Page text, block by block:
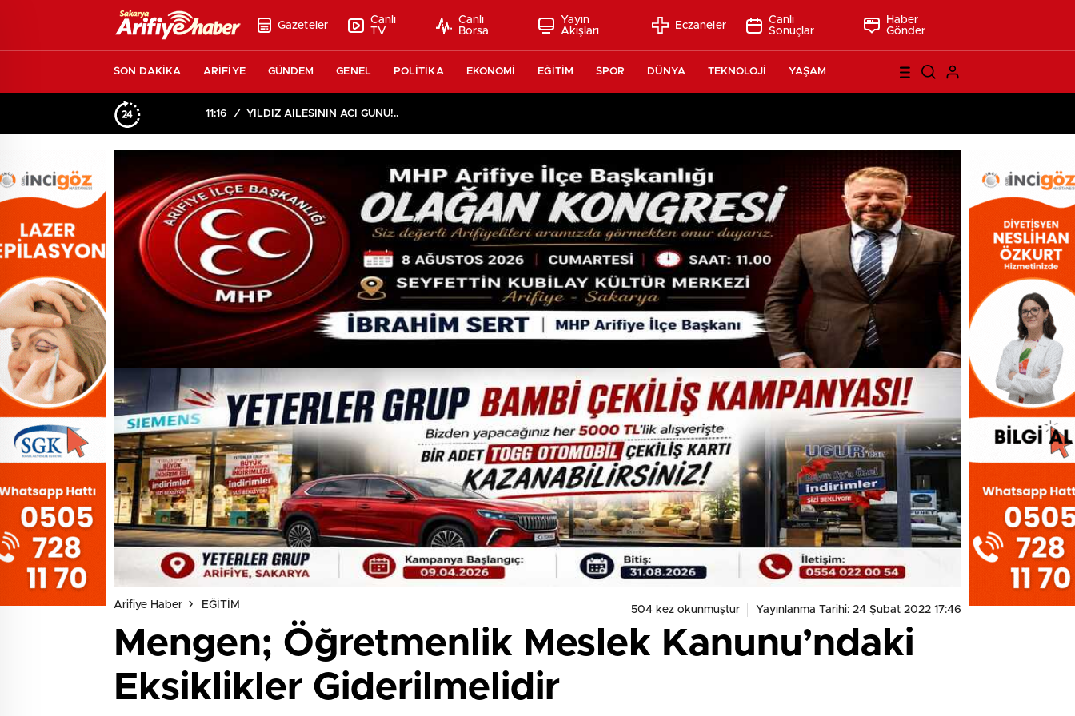
Gazeteler
Canlı
TV
Canlı
Borsa
Yayın
Akışları
Eczaneler
Canlı
Sonuçlar
Haber
Gönder
SON DAKİKA ARİFİYE GÜNDEM GENEL POLİTİKA EKONOMİ EĞİTİM SPOR DÜNYA TEKNOLOJİ YAŞAM
11:16 / YILDIZ AİLESİNİN ACI GÜNÜ!..
Arifiye Haber EĞİTİM 504 kez okunmuştur Yayınlanma Tarihi: 24 Şubat 2022 17:46
Mengen; Öğretmenlik Meslek Kanunu’ndaki
Eksiklikler Giderilmelidir